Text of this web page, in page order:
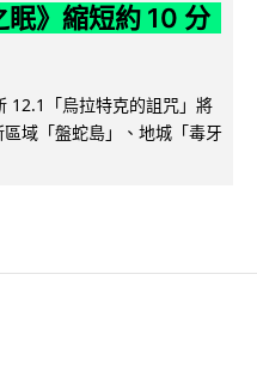
》縮短約 10 分
12.1「烏拉特克的詛咒」將
域「盤蛇島」、地城「毒牙